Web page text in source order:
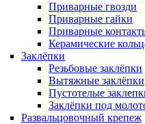
Приварные гвозди
Приварные гайки
Приварные
Керамические
Заклёпки
Резьбовые заклёпки
Вытяжные заклёпки
Пустотелые
Заклёпки под
Развальцовочный крепеж